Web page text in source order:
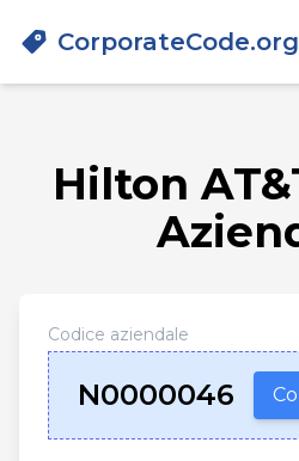
CorporateCode.org
Hilton
Codice aziendale
N0000046